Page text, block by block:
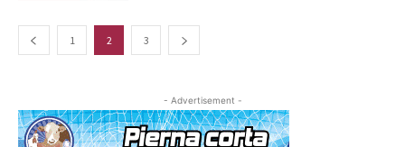
1 2 3
- Advertisement -